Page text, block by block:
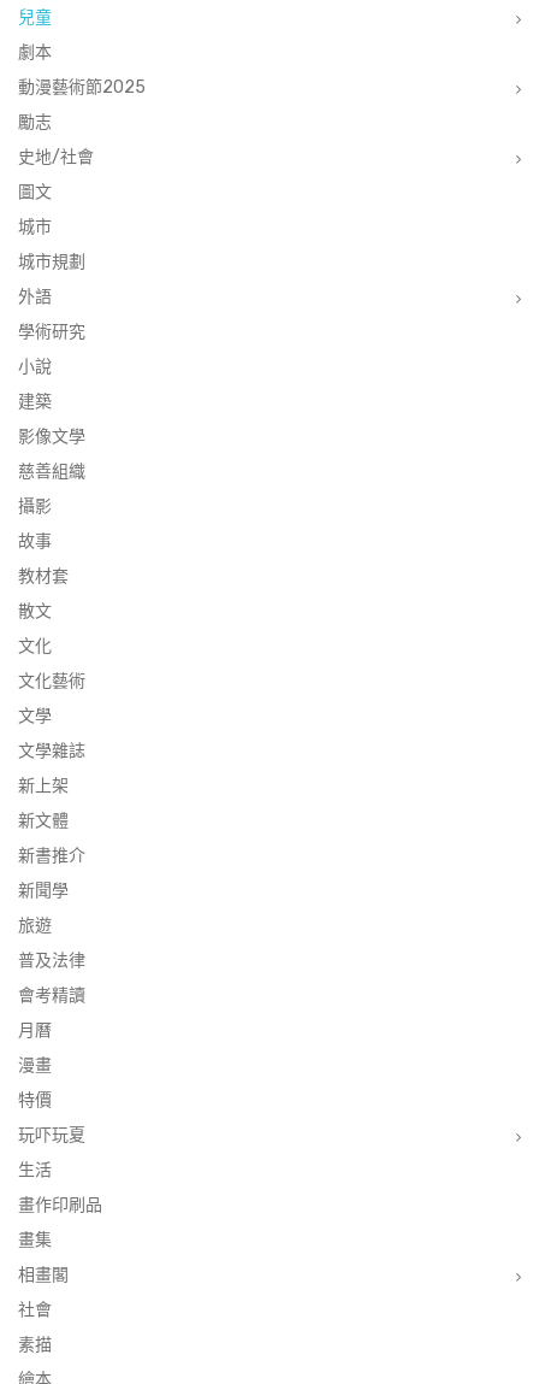
兒童
劇本
動漫藝術節2025
勵志
史地/社會
圖文
城市
城市規劃
外語
學術研究
小說
建築
影像文學
慈善組織
攝影
故事
教材套
散文
文化
文化藝術
文學
文學雜誌
新上架
新文體
新書推介
新聞學
旅遊
普及法律
會考精讀
月曆
漫畫
特價
玩吓玩夏
生活
畫作印刷品
畫集
相畫閣
社會
素描